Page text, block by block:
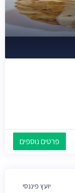
פרטים נוספים
יועץ פיננסי